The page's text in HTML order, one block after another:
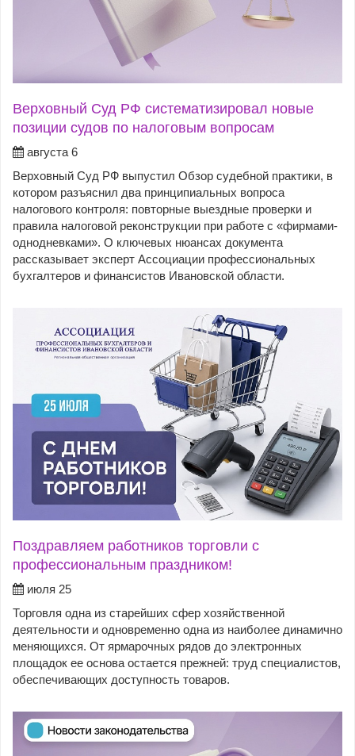
Верховный Суд РФ систематизировал новые
позиции судов по налоговым вопросам
августа 6
Верховный Суд РФ выпустил Обзор судебной практики, в
котором разъяснил два принципиальных вопроса
налогового контроля: повторные выездные проверки и
правила налоговой реконструкции при работе с «фирмами-
однодневками». О ключевых нюансах документа
рассказывает эксперт Ассоциации профессиональных
бухгалтеров и финансистов Ивановской области.
Поздравляем работников торговли с
профессиональным праздником!
июля 25
Торговля одна из старейших сфер хозяйственной
деятельности и одновременно одна из наиболее динамично
меняющихся. От ярмарочных рядов до электронных
площадок ее основа остается прежней: труд специалистов,
обеспечивающих доступность товаров.